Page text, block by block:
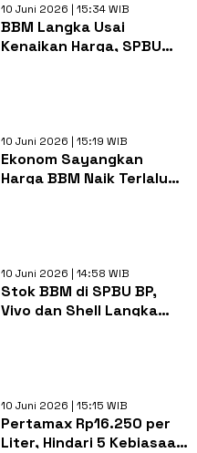
10 Juni 2026 | 15:34 WIB
BBM Langka Usai
Kenaikan Harga, SPBU
10 Juni 2026 | 15:19 WIB
Ekonom Sayangkan
Harga BBM Naik Terlalu
10 Juni 2026 | 14:58 WIB
Stok BBM di SPBU BP,
Vivo dan Shell Langka
10 Juni 2026 | 15:15 WIB
Pertamax Rp16.250 per
Liter, Hindari 5 Kebiasaan